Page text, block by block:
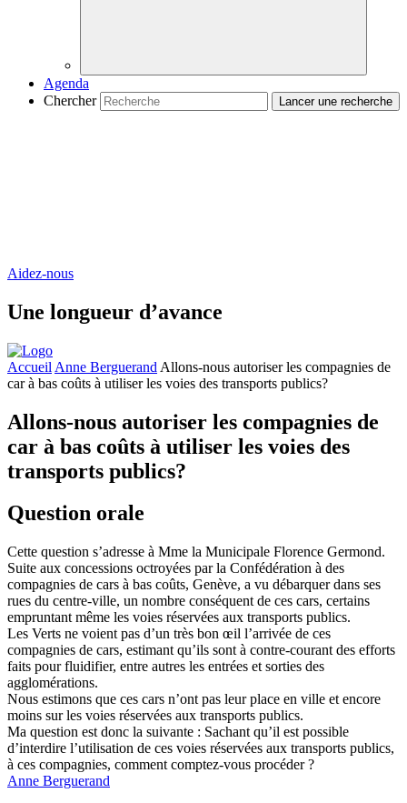
Agenda
Chercher
Aidez-nous
Une longueur d’avance
Accueil Anne Berguerand Allons-nous autoriser les compagnies de
car à bas coûts à utiliser les voies des transports publics?
Allons-nous autoriser les compagnies de
car à bas coûts à utiliser les voies des
transports publics?
Question orale
Cette question s’adresse à Mme la Municipale Florence Germond.
Suite aux concessions octroyées par la Confédération à des
compagnies de cars à bas coûts, Genève, a vu débarquer dans ses
rues du centre-ville, un nombre conséquent de ces cars, certains
empruntant même les voies réservées aux transports publics.
Les Verts ne voient pas d’un très bon œil l’arrivée de ces
compagnies de cars, estimant qu’ils sont à contre-courant des efforts
faits pour fluidifier, entre autres les entrées et sorties des
agglomérations.
Nous estimons que ces cars n’ont pas leur place en ville et encore
moins sur les voies réservées aux transports publics.
Ma question est donc la suivante : Sachant qu’il est possible
d’interdire l’utilisation de ces voies réservées aux transports publics,
à ces compagnies, comment comptez-vous procéder ?
Anne Berguerand